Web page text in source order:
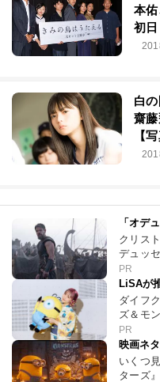
本佑
初日
白
齋
【
「オデ
クリス
デュッ
PR
LiSAが
ダイフ
ズ＆モ
PR
映画ネ
いくつ
ターズ